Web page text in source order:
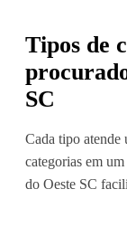
Tipos de
SC
Cada tipo atende
categorias em
do Oeste SC